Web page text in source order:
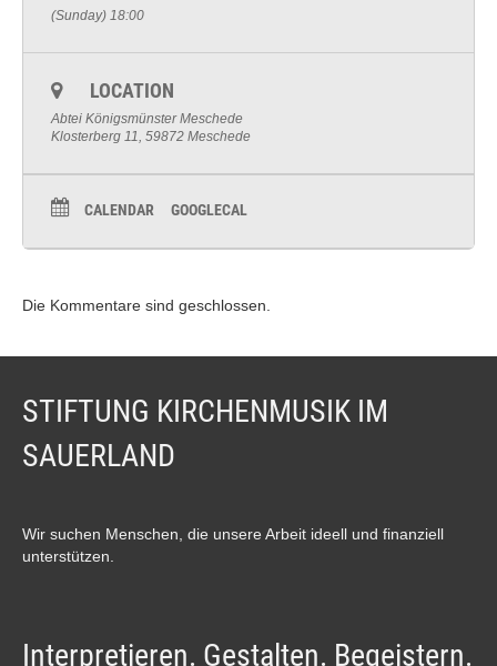
(Sunday) 18:00
LOCATION
Abtei Königsmünster Meschede
Klosterberg 11, 59872 Meschede
CALENDAR GOOGLECAL
Die Kommentare sind geschlossen.
STIFTUNG KIRCHENMUSIK IM
SAUERLAND
Wir suchen Menschen, die unsere Arbeit ideell und finanziell
unterstützen.
Interpretieren. Gestalten. Begeistern.